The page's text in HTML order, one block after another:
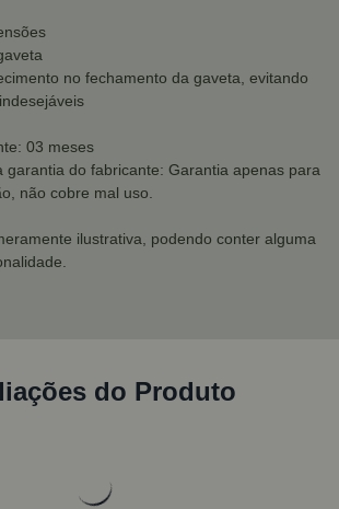
no fechamento da gaveta, evitando
03 meses
garantia do fabricante: Garantia apenas para
não cobre mal uso.
ilustrativa, podendo conter alguma
do Produto